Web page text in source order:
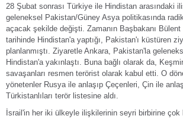
28 Şubat sonrası Türkiye ile Hindistan arasındaki
geleneksel Pakistan/Güney Asya politikasında
açacak şekilde değişti. Zamanın Başbakanı
tarihinde Hindistan'a yaptığı, Pakistan'ı küstüren
planlanmıştı. Ziyaretle Ankara, Pakistan'la
Hindistan'a yakınlaştı. Buna bağlı olarak da,
savaşanları resmen terörist olarak kabul etti. O
yönetenler Rusya ile anlaşıp Çeçenleri, Çin ile
Türkistanlıları terör listesine aldı.
İsrail'in her iki ülkeyle ilişkilerinin seyri birbirine